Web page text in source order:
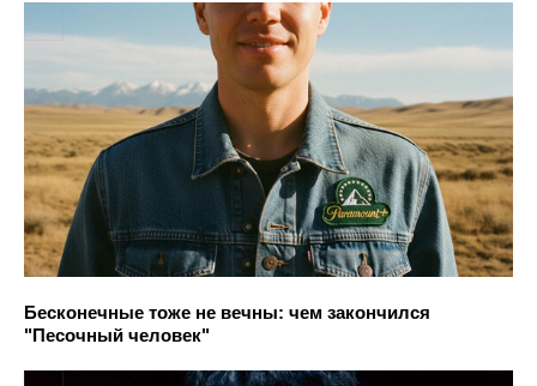
Бесконечные тоже не вечны: чем закончился
"Песочный человек"